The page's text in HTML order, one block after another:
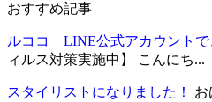
おすすめ記事
ルココ LINE公式アカウントで
ィルス対策実施中】 こんにち...
スタイリストになりました！
お